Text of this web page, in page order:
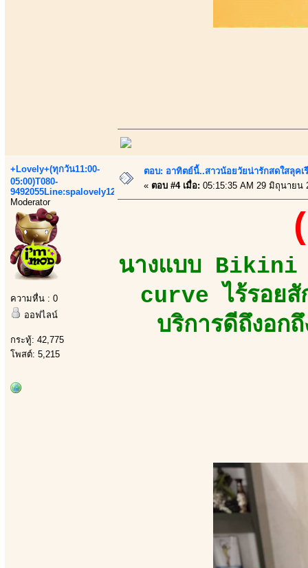
+Lovely+(ทุกวัน11:00-
05:00)T080-
9492055Line:spalovely123
Moderator
ความหื่น : 0
ออฟไลน์
กระทู้: 42,775
โพสต์: 5,215
ตอบ: อาทิตย์นี้..สาวน้อยวัยน่ารักสดใสลุคเ
« ตอบ #4 เมื่อ: 05:15:35 AM 29 มิถุนายน
นางแบบ Bikini
curve ไร้รอยสั
บริการดีถึงอก